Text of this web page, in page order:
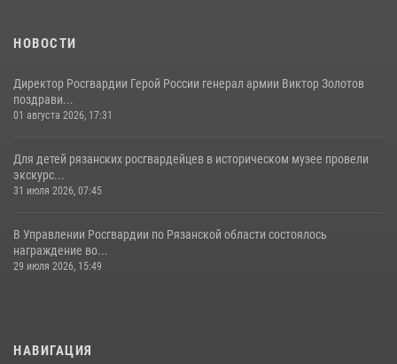
НОВОСТИ
Директор Росгвардии Герой России генерал армии Виктор Золотов
поздрави...
01 августа 2026, 17:31
Для детей рязанских росгвардейцев в историческом музее провели
экскурс...
31 июля 2026, 07:45
В Управлении Росгвардии по Рязанской области состоялось
награждение во...
29 июля 2026, 15:49
НАВИГАЦИЯ